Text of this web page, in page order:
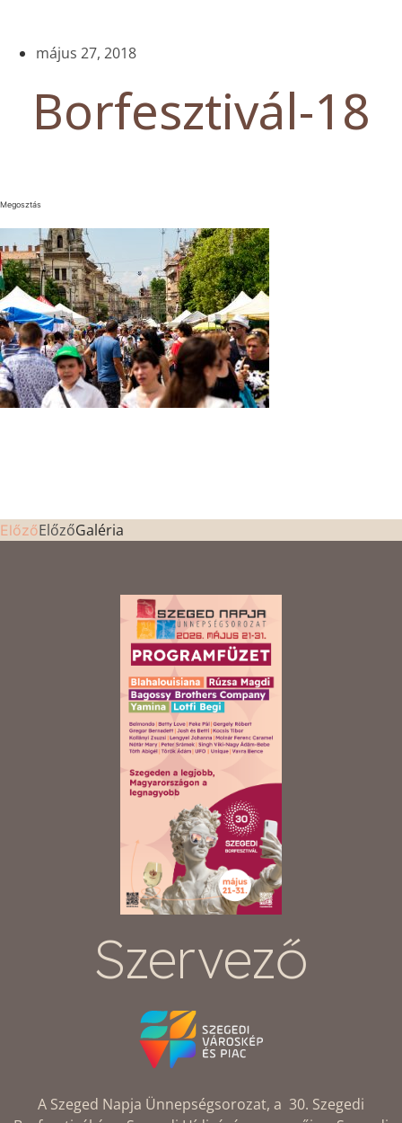
május 27, 2018
Borfesztivál-18
Megosztás
ElőzőElőzőGaléria
Szervező
A Szeged Napja Ünnepségsorozat, a 30. Szegedi